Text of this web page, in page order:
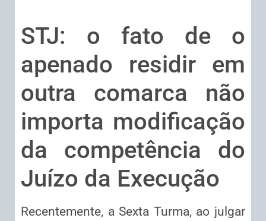
STJ: o fato de o
apenado residir em
outra comarca não
importa modificação
da competência do
Juízo da Execução
Recentemente, a Sexta Turma, ao julgar